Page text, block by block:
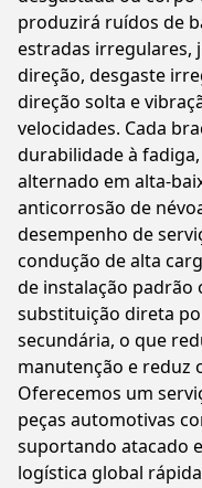
produzirá ruídos de
estradas irregulares,
direção, desgaste
direção solta e
velocidades. Cada
durabilidade à
alternado em alta-
anticorrosão de
desempenho de
condução de alta
de instalação
substituição direta
secundária, o que
manutenção e reduz
Oferecemos um
peças automotivas
suportando atacado
logística global